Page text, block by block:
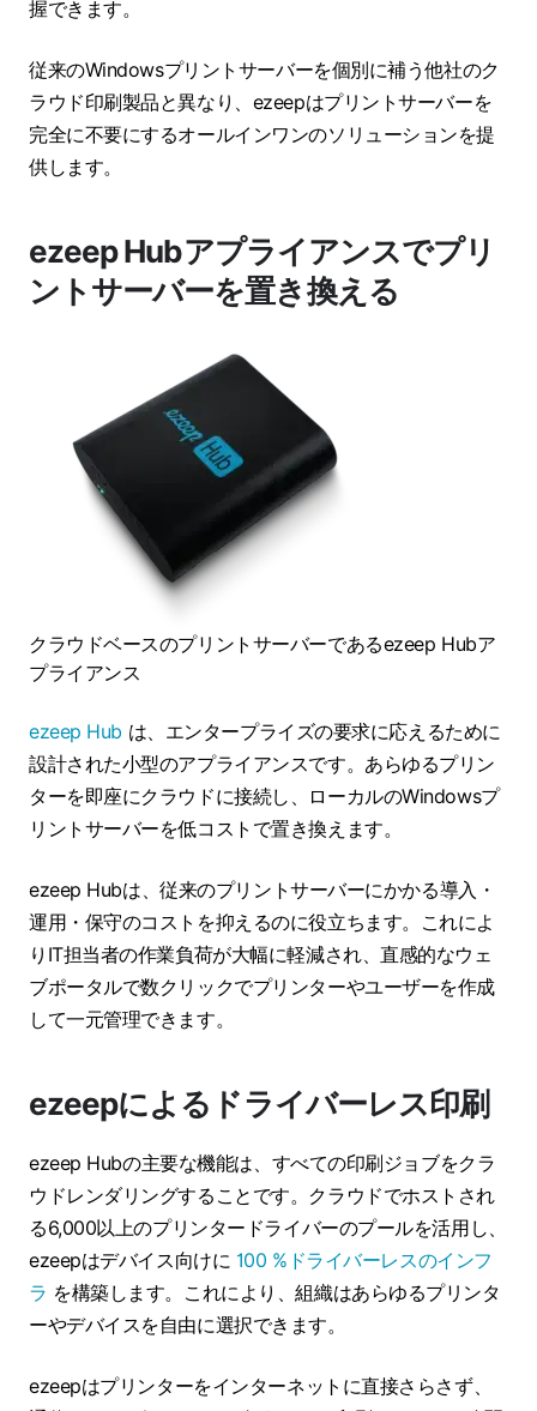
握できます。
従来のWindowsプリントサーバーを個別に補う他社のク
ラウド印刷製品と異なり、ezeepはプリントサーバーを
完全に不要にするオールインワンのソリューションを提
供します。
ezeep Hubアプライアンスでプリ
ントサーバーを置き換える
クラウドベースのプリントサーバーであるezeep Hubア
プライアンス
ezeep Hub は、エンタープライズの要求に応えるために
設計された小型のアプライアンスです。あらゆるプリン
ターを即座にクラウドに接続し、ローカルのWindowsプ
リントサーバーを低コストで置き換えます。
ezeep Hubは、従来のプリントサーバーにかかる導入・
運用・保守のコストを抑えるのに役立ちます。これによ
りIT担当者の作業負荷が大幅に軽減され、直感的なウェ
ブポータルで数クリックでプリンターやユーザーを作成
して一元管理できます。
ezeepによるドライバーレス印刷
ezeep Hubの主要な機能は、すべての印刷ジョブをクラ
ウドレンダリングすることです。クラウドでホストされ
る6,000以上のプリンタードライバーのプールを活用し、
ezeepはデバイス向けに 100 %ドライバーレスのインフ
ラ を構築します。これにより、組織はあらゆるプリンタ
ーやデバイスを自由に選択できます。
ezeepはプリンターをインターネットに直接さらさず、